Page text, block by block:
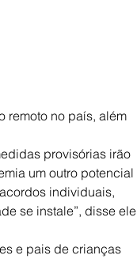
remoto no país, além
provisórias irão
um outro potencial
individuais,
se instale”, disse ele
e pais de crianças